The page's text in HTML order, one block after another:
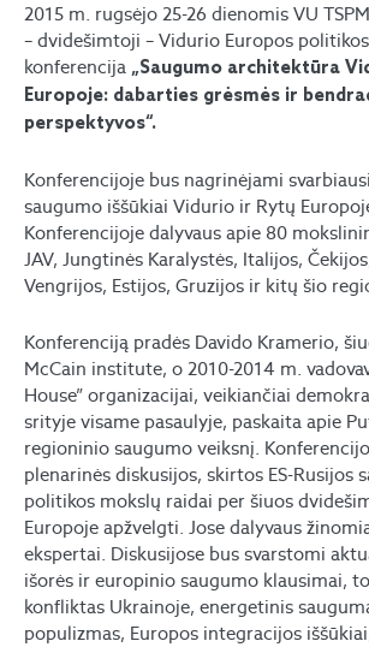
2015 m. rugsėjo 25-26 dienomis VU
– dvidešimtoji – Vidurio Europos
konferencija „Saugumo architektūra
Europoje: dabarties grėsmės ir
perspektyvos“.
Konferencijoje bus nagrinėjami
saugumo iššūkiai Vidurio ir Rytų
Konferencijoje dalyvaus apie 80
JAV, Jungtinės Karalystės, Italijos,
Vengrijos, Estijos, Gruzijos ir kitų šio
Konferenciją pradės Davido Kramerio,
McCain institute, o 2010-2014 m.
House” organizacijai, veikiančiai
srityje visame pasaulyje, paskaita apie
regioninio saugumo veiksnį.
plenarinės diskusijos, skirtos ES-Rusijos
politikos mokslų raidai per šiuos
Europoje apžvelgti. Jose dalyvaus
ekspertai. Diskusijose bus svarstomi
išorės ir europinio saugumo klausimai,
konfliktas Ukrainoje, energetinis
populizmas, Europos integracijos